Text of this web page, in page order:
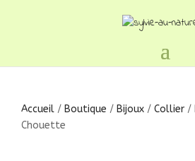
Accueil / Boutique / Bijoux / Collier /
Chouette